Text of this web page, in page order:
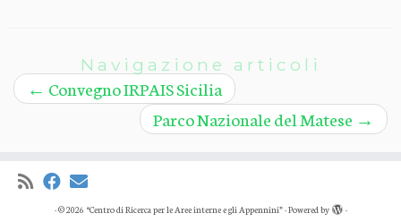
Navigazione articoli
← Convegno IRPAIS Sicilia
Parco Nazionale del Matese →
·© 2026 “Centro di Ricerca per le Aree interne e gli Appennini”·Powered by ·